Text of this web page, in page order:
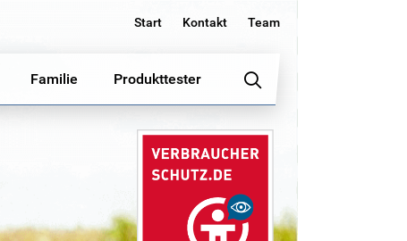
Start Kontakt Team
Familie Produkttester